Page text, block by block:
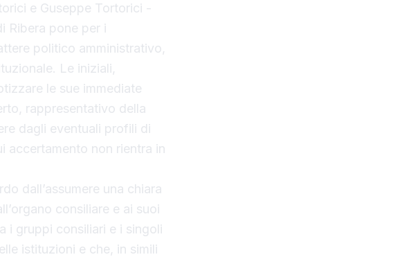
e Guseppe Tortorici -
Ribera pone per i
politico amministrativo,
Le iniziali,
le sue immediate
rappresentativo della
dagli eventuali profili di
accertamento non rientra in
dall’assumere una chiara
consiliare e ai suoi
i gruppi consiliari e i singoli
istituzioni e che, in simili